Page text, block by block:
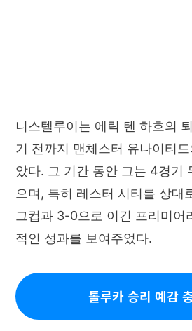
니스텔루이는 에릭 텐 하흐의
기 전까지 맨체스터 유나이티
았다. 그 기간 동안 그는 4경기
으며, 특히 레스터 시티를 상대
그컵과 3-0으로 이긴 프리미어
적인 성과를 보여주었다.
톨루카 승리 예감